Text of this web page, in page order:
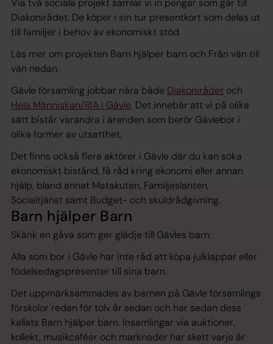
Diakonirådet. De köper i sin tur presentkort som delas ut
till familjer i behov av ekonomiskt stöd.
Läs mer om projekten Barn hjälper barn och Från vän till
vän nedan.
Gävle församling jobbar nära både Diakonirådet och
Hela Människan/RIA i Gävle. Det innebär att vi på olika
sätt bistår varandra i ärenden som berör Gävlebor i
olika former av utsatthet.
Det finns också flera aktörer i Gävle där du kan söka
ekonomiskt bistånd, få råd kring ekonomi eller annan
hjälp, bland annat Matakuten, Familjeslanten,
Socialtjänst samt Budget- och skuldrådgivning.
Barn hjälper Barn
Skänk en gåva som ger glädje till Gävles barn.
Alla som bor i Gävle har inte råd att köpa julklappar eller
födelsedagspresenter till sina barn.
Det uppmärksammades av barnen på Gävle församlings
förskolor redan för tolv år sedan och har sedan dess
kallats Barn hjälper barn. Insamlingar via auktioner,
kollekt, musikcaféer och marknader har skett varje år